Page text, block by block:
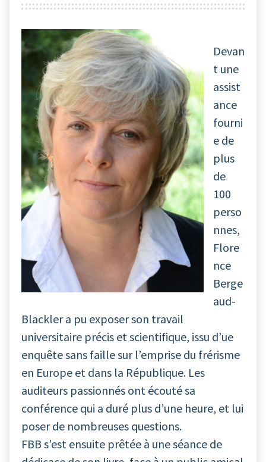
Devan
t une
assist
ance
fourni
e de
plus
de
100
perso
nnes,
Flore
nce
Berge
aud-
Blackler a pu exposer son travail
universitaire précis et scientifique, issu d’ue
enquête sans faille sur l’emprise du frérisme
en Europe et dans la République. Les
auditeurs passionnés ont écouté sa
conférence qui a duré plus d’une heure, et lui
poser de nombreuses questions.
FBB s’est ensuite prêtée à une séance de